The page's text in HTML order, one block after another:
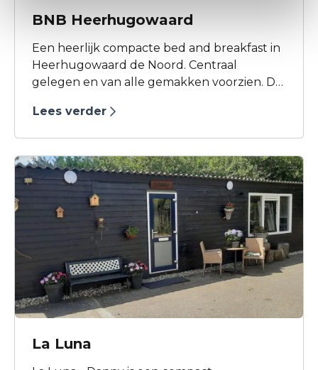
BNB Heerhugowaard
Een heerlijk compacte bed and breakfast in
Heerhugowaard de Noord. Centraal
gelegen en van alle gemakken voorzien. De
en is voorzien van een hottub en BBQ.
Lees verder
La Luna